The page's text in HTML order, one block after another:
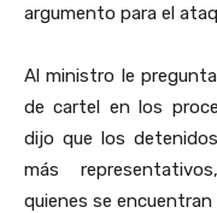
argumento para el
Al ministro le
de cartel en los
dijo que los
más
quienes se